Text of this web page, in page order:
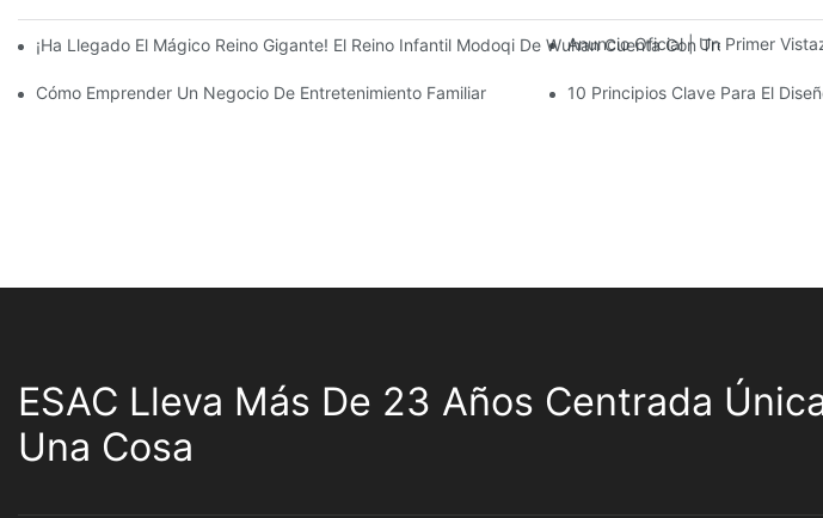
¡Ha Llegado El Mágico Reino Gigante! El Reino Infantil Modoqi De Wuhan Cuenta Con Tres Plantas
Anuncio Oficial | Un Primer
Cómo Emprender Un Negocio De Entretenimiento Familiar 10 Principios Clave Para El
ESAC Lleva Más De 23 Años Centrada
Una Cosa